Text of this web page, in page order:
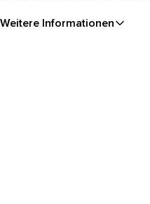
Weitere Informationen